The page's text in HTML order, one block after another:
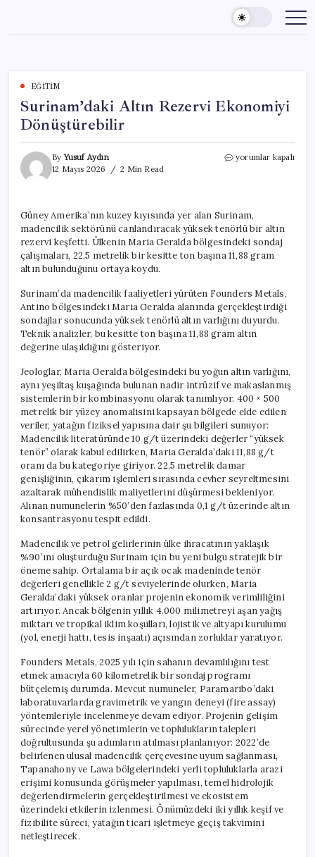
content
EĞITIM
Surinam’daki Altın Rezervi Ekonomiyi
Dönüştürebilir
ByYusuf Aydın
12 Mayıs 2026
2 Min Read
Surinam’daki
için
yorumlar kapalı
Güney Amerika’nın kuzey kıyısında yer alan Surinam,
madencilik sektörünü canlandıracak yüksek tenörlü bir altın
rezervi keşfetti. Ülkenin Maria Geralda bölgesindeki sondaj
çalışmaları, 22,5 metrelik bir kesitte ton başına 11,88 gram
altın bulunduğunu ortaya koydu.
Surinam’da madencilik faaliyetleri yürüten Founders Metals,
Antino bölgesindeki Maria Geralda alanında gerçekleştirdiği
sondajlar sonucunda yüksek tenörlü altın varlığını duyurdu.
Teknik analizler, bu kesitte ton başına 11,88 gram altın
değerine ulaşıldığını gösteriyor.
Jeologlar, Maria Geralda bölgesindeki bu yoğun altın varlığını,
aynı yeşiltaş kuşağında bulunan nadir intrüzif ve makaslanmış
sistemlerin bir kombinasyonu olarak tanımlıyor. 400 × 500
metrelik bir yüzey anomalisini kapsayan bölgede elde edilen
veriler, yatağın fiziksel yapısına dair şu bilgileri sunuyor:
Madencilik literatüründe 10 g/t üzerindeki değerler “yüksek
tenör” olarak kabul edilirken, Maria Geralda’daki 11,88 g/t
oranı da bu kategoriye giriyor. 22,5 metrelik damar
genişliğinin, çıkarım işlemleri sırasında cevher seyreltmesini
azaltarak mühendislik maliyetlerini düşürmesi bekleniyor.
Alınan numunelerin %50’den fazlasında 0,1 g/t üzerinde altın
konsantrasyonu tespit edildi.
Madencilik ve petrol gelirlerinin ülke ihracatının yaklaşık
%90’ını oluşturduğu Surinam için bu yeni bulgu stratejik bir
öneme sahip. Ortalama bir açık ocak madeninde tenör
değerleri genellikle 2 g/t seviyelerinde olurken, Maria
Geralda’daki yüksek oranlar projenin ekonomik verimliliğini
artırıyor. Ancak bölgenin yıllık 4.000 milimetreyi aşan yağış
miktarı ve tropikal iklim koşulları, lojistik ve altyapı kurulumu
(yol, enerji hattı, tesis inşaatı) açısından zorluklar yaratıyor.
Founders Metals, 2025 yılı için sahanın devamlılığını test
etmek amacıyla 60 kilometrelik bir sondaj programı
bütçelemiş durumda. Mevcut numuneler, Paramaribo’daki
laboratuvarlarda gravimetrik ve yangın deneyi (fire assay)
yöntemleriyle incelenmeye devam ediyor. Projenin gelişim
sürecinde yerel yönetimlerin ve toplulukların talepleri
doğrultusunda şu adımların atılması planlanıyor: 2022’de
belirlenen ulusal madencilik çerçevesine uyum sağlanması,
Tapanahony ve Lawa bölgelerindeki yerli topluluklarla arazi
erişimi konusunda görüşmeler yapılması, temel hidrolojik
değerlendirmelerin gerçekleştirilmesi ve ekosistem
üzerindeki etkilerin izlenmesi. Önümüzdeki iki yıllık keşif ve
fizibilite süreci, yatağın ticari işletmeye geçiş takvimini
netleştirecek.